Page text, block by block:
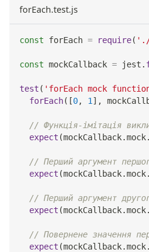
forEach.test.js
const forEach = require( './
const mockCallback = jest .
test ( 'forEach mock
forEach( [0, 1 ] ,
// Функція-імітація
expect (mockCallback.mock.
// Перший аргумент
expect (mockCallback.mock.
// Перший аргумент
expect (mockCallback.mock.
// Повернене значення
expect (mockCallback.mock.